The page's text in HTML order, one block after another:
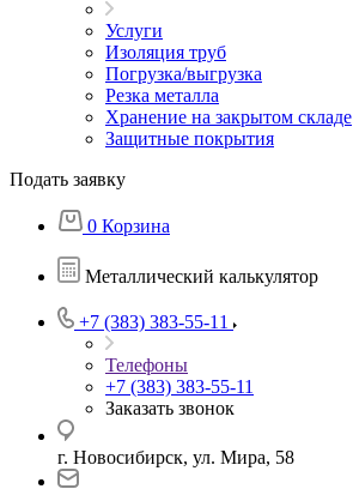
Услуги
Изоляция труб
Погрузка/выгрузка
Резка металла
Хранение на закрытом складе
Защитные покрытия
Подать заявку
0 Корзина
Металлический калькулятор
+7 (383) 383-55-11
Телефоны
+7 (383) 383-55-11
Заказать звонок
г. Новосибирск, ул. Мира, 58